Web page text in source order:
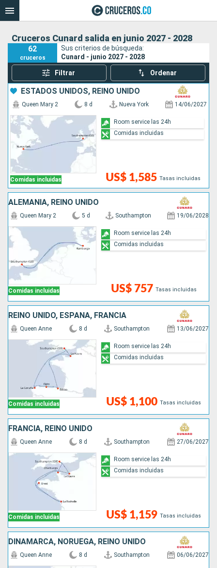
Cruceros Cunard salida en junio 2027 - 2028
62
cruceros
Sus criterios de búsqueda:
Cunard - junio 2027 - 2028
Filtrar Ordenar
ESTADOS UNIDOS, REINO UNIDO
Comidas incluidas
Queen Mary 2 8 d Nueva York 14/06/2027
US$ 1,585 Tasas incluidas
Room service las 24h
Comidas incluidas
ALEMANIA, REINO UNIDO
Comidas incluidas
Queen Mary 2 5 d Southampton 19/06/2028
US$ 757 Tasas incluidas
Room service las 24h
Comidas incluidas
REINO UNIDO, ESPAÑA, FRANCIA
Comidas incluidas
Queen Anne 8 d Southampton 13/06/2027
US$ 1,100 Tasas incluidas
Room service las 24h
Comidas incluidas
FRANCIA, REINO UNIDO
Comidas incluidas
Queen Anne 8 d Southampton 27/06/2027
US$ 1,159 Tasas incluidas
Room service las 24h
Comidas incluidas
DINAMARCA, NORUEGA, REINO UNIDO
Queen Anne 8 d Southampton 06/06/2027